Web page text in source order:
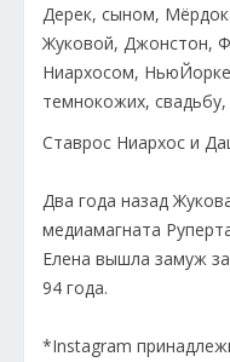
Ставрос Ниархос и
Два года назад
медиамагната
Елена вышла замуж
94 года.
*Instagram